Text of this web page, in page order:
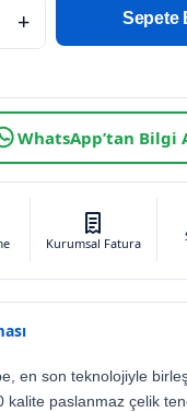
+ Sepete
WhatsApp’tan Bilgi
Kurumsal Fatura
en son teknolojiyle
kalite paslanmaz çelik